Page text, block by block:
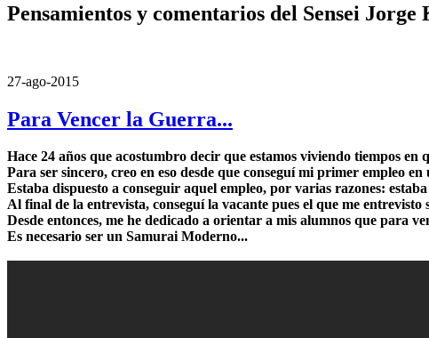
Pensamientos y comentarios del Sensei Jorge
27-ago-2015
Para Vencer la Guerra...
Hace 24 años que acostumbro decir que estamos viviendo tiempos
Para ser sincero, creo en eso desde que conseguí mi primer empleo en
Estaba dispuesto a conseguir aquel empleo, por varias razones:
Al final de la entrevista, conseguí la vacante pues el que me
Desde entonces, me he dedicado a orientar a mis alumnos que para
Es necesario ser un Samurai Moderno...